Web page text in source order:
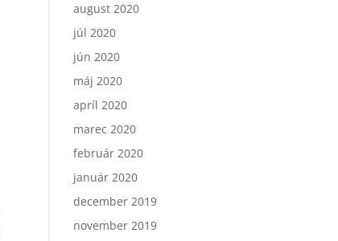
august 2020
júl 2020
jún 2020
máj 2020
apríl 2020
marec 2020
február 2020
január 2020
december 2019
november 2019